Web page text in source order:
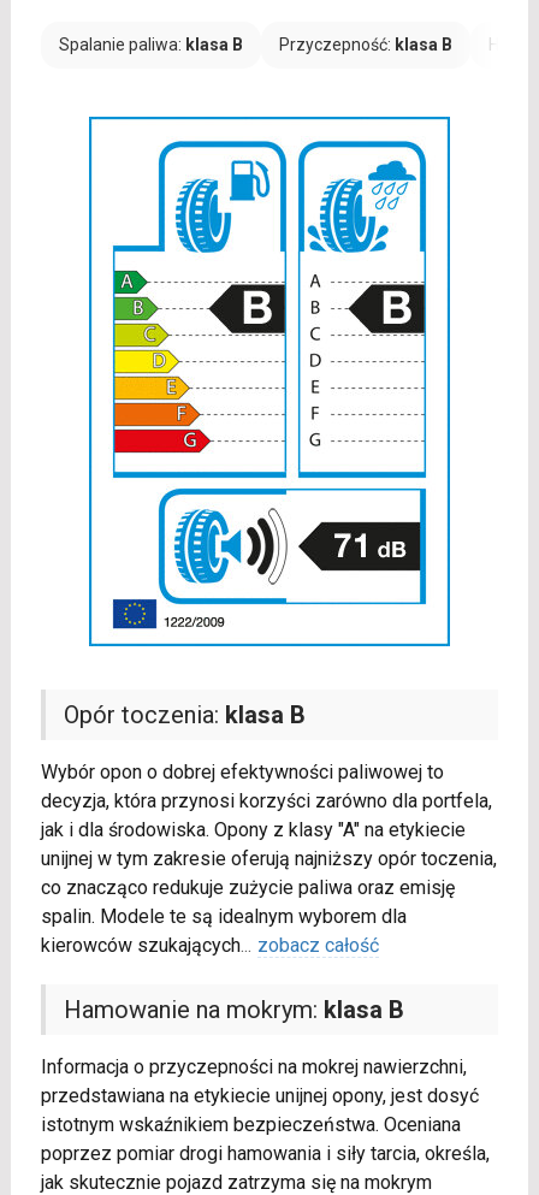
Spalanie paliwa: klasa B Przyczepność: klasa B Hałas:
Opór toczenia: klasa B
Wybór opon o dobrej efektywności paliwowej to
decyzja, która przynosi korzyści zarówno dla portfela,
jak i dla środowiska. Opony z klasy "A" na etykiecie
unijnej w tym zakresie oferują najniższy opór toczenia,
co znacząco redukuje zużycie paliwa oraz emisję
spalin. Modele te są idealnym wyborem dla
kierowców szukających... zobacz całość
Hamowanie na mokrym: klasa B
Informacja o przyczepności na mokrej nawierzchni,
przedstawiana na etykiecie unijnej opony, jest dosyć
istotnym wskaźnikiem bezpieczeństwa. Oceniana
poprzez pomiar drogi hamowania i siły tarcia, określa,
jak skutecznie pojazd zatrzyma się na mokrym